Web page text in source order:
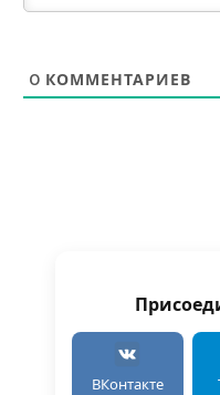
0 КОММЕНТАРИЕВ
ВКонтакте